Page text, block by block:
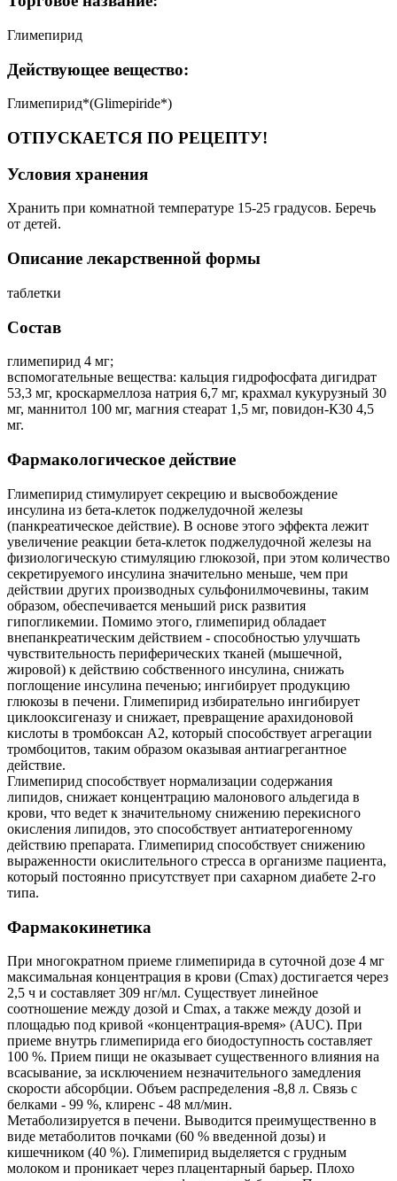
Глимепирид
Действующее вещество:
Глимепирид*(Glimepiride*)
ОТПУСКАЕТСЯ ПО РЕЦЕПТУ!
Условия хранения
Хранить при комнатной температуре 15-25 градусов. Беречь
от детей.
Описание лекарственной формы
таблетки
Состав
глимепирид 4 мг;
вспомогательные вещества: кальция гидрофосфата дигидрат
53,3 мг, кроскармеллоза натрия 6,7 мг, крахмал кукурузный 30
мг, маннитол 100 мг, магния стеарат 1,5 мг, повидон-К30 4,5
мг.
Фармакологическое действие
Глимепирид стимулирует секрецию и высвобождение
инсулина из бета-клеток поджелудочной железы
(панкреатическое действие). В основе этого эффекта лежит
увеличение реакции бета-клеток поджелудочной железы на
физиологическую стимуляцию глюкозой, при этом количество
секретируемого инсулина значительно меньше, чем при
действии других производных сульфонилмочевины, таким
образом, обеспечивается меньший риск развития
гипогликемии. Помимо этого, глимепирид обладает
внепанкреатическим действием - способностью улучшать
чувствительность периферических тканей (мышечной,
жировой) к действию собственного инсулина, снижать
поглощение инсулина печенью; ингибирует продукцию
глюкозы в печени. Глимепирид избирательно ингибирует
циклооксигеназу и снижает, превращение арахидоновой
кислоты в тромбоксан А2, который способствует агрегации
тромбоцитов, таким образом оказывая антиагрегантное
действие.
Глимепирид способствует нормализации содержания
липидов, снижает концентрацию малонового альдегида в
крови, что ведет к значительному снижению перекисного
окисления липидов, это способствует антиатерогенному
действию препарата. Глимепирид способствует снижению
выраженности окислительного стресса в организме пациента,
который постоянно присутствует при сахарном диабете 2-го
типа.
Фармакокинетика
При многократном приеме глимепирида в суточной дозе 4 мг
максимальная концентрация в крови (Сmах) достигается через
2,5 ч и составляет 309 нг/мл. Существует линейное
соотношение между дозой и Сmах, а также между дозой и
площадью под кривой «концентрация-время» (AUC). При
приеме внутрь глимепирида его биодоступность составляет
100 %. Прием пищи не оказывает существенного влияния на
всасывание, за исключением незначительного замедления
скорости абсорбции. Объем распределения -8,8 л. Связь с
белками - 99 %, клиренс - 48 мл/мин.
Метаболизируется в печени. Выводится преимущественно в
виде метаболитов почками (60 % введенной дозы) и
кишечником (40 %). Глимепирид выделяется с грудным
молоком и проникает через плацентарный барьер. Плохо